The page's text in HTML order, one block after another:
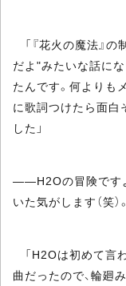
「『花火の魔法』
だよ"みたいな話にな
たんです。何よりも
に歌詞つけたら面白
した」
――H2Oの冒険です
いた気がします（笑）。
「H2Oは初めて言
曲だったので、輪廻